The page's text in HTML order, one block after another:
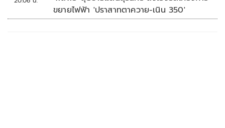
ขยายไฟฟ้า 'ปราสาทตาควาย-เนิน 350'